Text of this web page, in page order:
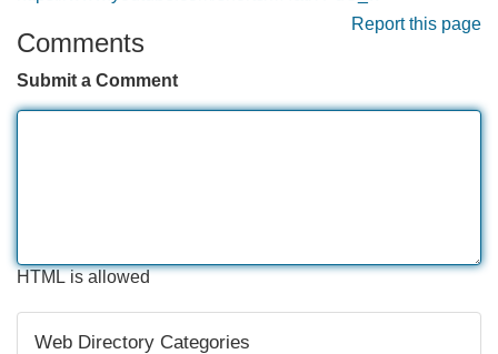
Report this page
Comments
Submit a Comment
HTML is allowed
Web Directory Categories